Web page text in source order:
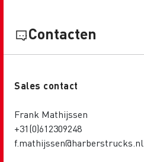
Contacten
Sales contact
Frank Mathijssen
+31(0)612309248
f.mathijssen@harberstrucks.nl